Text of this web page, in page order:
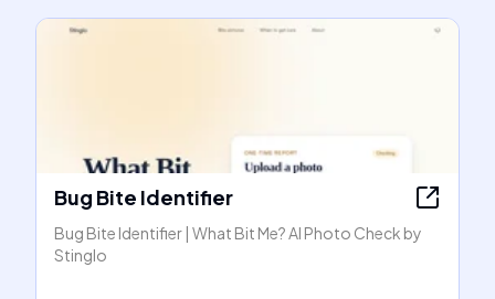
Bug Bite Identifier
Bug Bite Identifier | What Bit Me? AI Photo Check by
Stinglo